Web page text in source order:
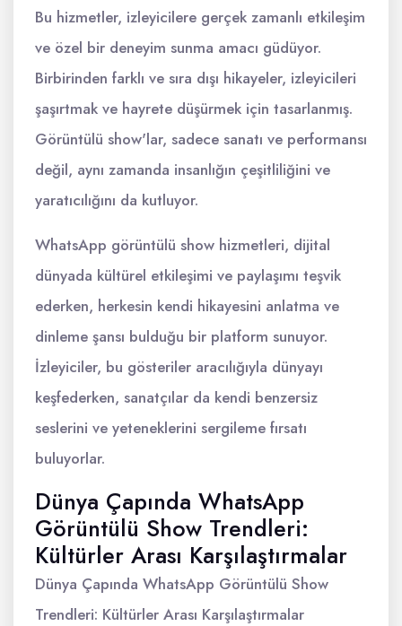
Bu hizmetler, izleyicilere gerçek zamanlı etkileşim
ve özel bir deneyim sunma amacı güdüyor.
Birbirinden farklı ve sıra dışı hikayeler, izleyicileri
şaşırtmak ve hayrete düşürmek için tasarlanmış.
Görüntülü show'lar, sadece sanatı ve performansı
değil, aynı zamanda insanlığın çeşitliliğini ve
yaratıcılığını da kutluyor.
WhatsApp görüntülü show hizmetleri, dijital
dünyada kültürel etkileşimi ve paylaşımı teşvik
ederken, herkesin kendi hikayesini anlatma ve
dinleme şansı bulduğu bir platform sunuyor.
İzleyiciler, bu gösteriler aracılığıyla dünyayı
keşfederken, sanatçılar da kendi benzersiz
seslerini ve yeteneklerini sergileme fırsatı
buluyorlar.
Dünya Çapında WhatsApp
Görüntülü Show Trendleri:
Kültürler Arası Karşılaştırmalar
Dünya Çapında WhatsApp Görüntülü Show
Trendleri: Kültürler Arası Karşılaştırmalar